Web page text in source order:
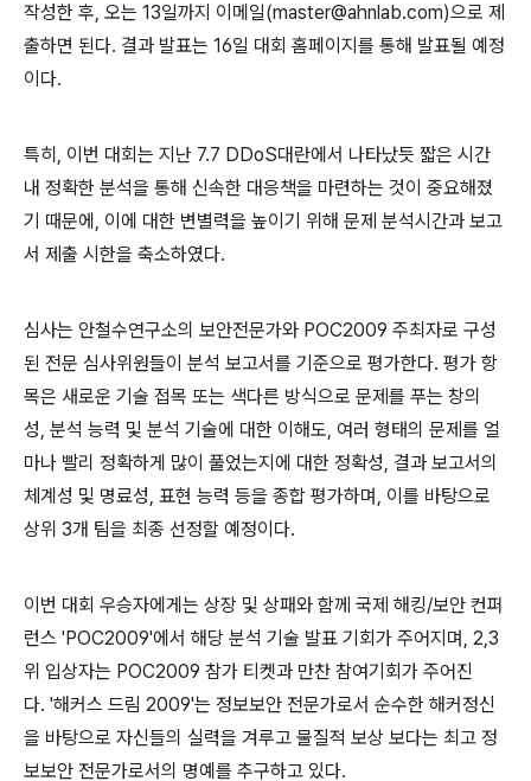
작성한 후, 오는 13일까지 이메일(master@ahnlab.com)으로 제
출하면 된다. 결과 발표는 16일 대회 홈페이지를 통해 발표될 예정
이다.
특히 , 이번 대회는 지난 7.7 DDoS대란에서 나타났듯 짧은 시간
내 정확한 분석을 통해 신속한 대응책을 마련하는 것이 중요해졌
기 때문에 , 이에 대한 변별력을 높이기 위해 문제 분석시간과 보고
서 제출 시한을 축소하였다.
심사는 안철수연구소의 보안전문가와 POC2009 주최자로 구성
된 전문 심사위원들이 분석 보고서를 기준으로 평가한다. 평가 항
목은 새로운 기술 접목 또는 색다른 방식으로 문제를 푸는 창의
성, 분석 능력 및 분석 기술에 대한 이해도, 여러 형태의 문제를 얼
마나 빨리 정확하게 많이 풀었는지에 대한 정확성, 결과 보고서의
체계성 및 명료성, 표현 능력 등을 종합 평가하며, 이를 바탕으로
상위 3개 팀을 최종 선정할 예정이다.
이번 대회 우승자에게는 상장 및 상패와 함께 국제 해킹/보안 컨퍼
런스 'POC2009'에서 해당 분석 기술 발표 기회가 주어지며, 2,3
위 입상자는 POC2009 참가 티켓과 만찬 참여기회가 주어진
다. '해커스 드림 2009'는 정보보안 전문가로서 순수한 해커정신
을 바탕으로 자신들의 실력을 겨루고 물질적 보상 보다는 최고 정
보보안 전문가로서의 명예를 추구하고 있다.